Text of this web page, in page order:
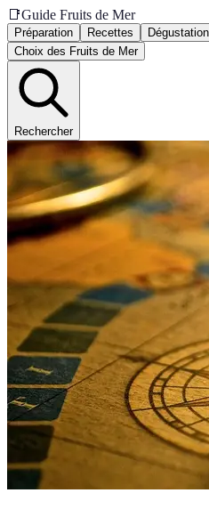
📑Guide Fruits de Mer
Préparation Recettes Dégustation
Choix des Fruits de Mer
Rechercher